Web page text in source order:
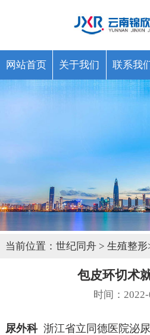
网站首页 关于我们 联系我
当前位置： 世纪同舟> 生殖整形
包皮环切术
时间：2022-
尿外科 浙江省立同德医院泌